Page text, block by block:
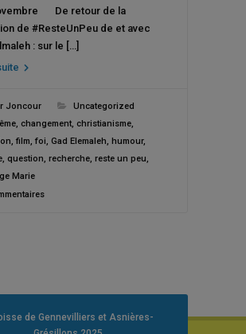
De retour de la
de #ResteUnPeu de et avec
: sur le […]
Joncour
Uncategorized
, changement, christianisme,
film foi Gad Elemaleh humour,
, question recherche, reste un peu
Marie
de Gennevilliers et Asnières-